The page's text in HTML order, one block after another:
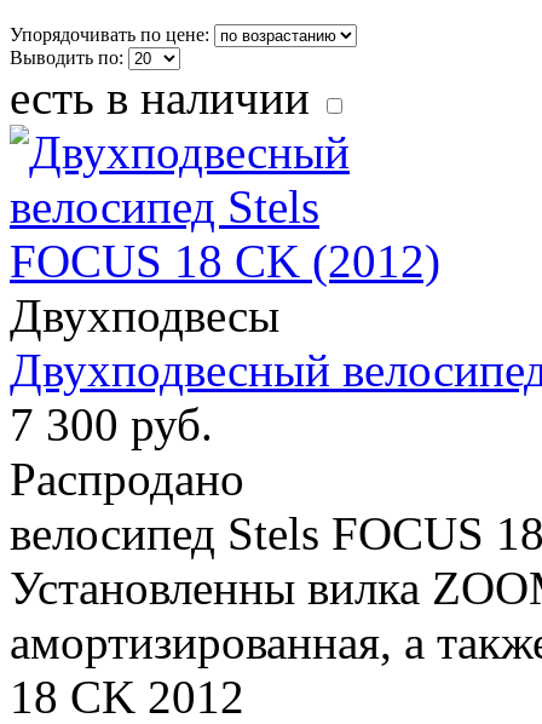
Упорядочивать по цене:
Выводить по:
есть в наличии
Двухподвесы
Двухподвесный
7 300 руб.
Распродано
велосипед Stels FOCUS
Установленны вилка
амортизированная, а
18 CK 2012